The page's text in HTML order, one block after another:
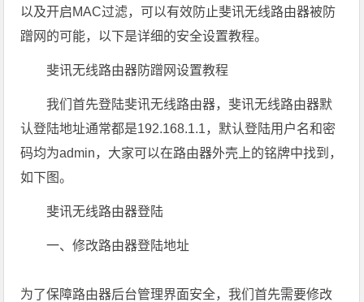
以及开启MAC过滤，可以有效防止斐讯无线路由器被防
蹭网的可能，以下是详细的安全设置教程。
斐讯无线路由器防蹭网设置教程
我们首先登陆斐讯无线路由器，斐讯无线路由器默
认登陆地址通常都是192.168.1.1，默认登陆用户名和密
码均为admin，大家可以在路由器外壳上的铭牌中找到，
如下图。
斐讯无线路由器登陆
一、修改路由器登陆地址
为了保障路由器后台管理界面安全，我们首先需要修改